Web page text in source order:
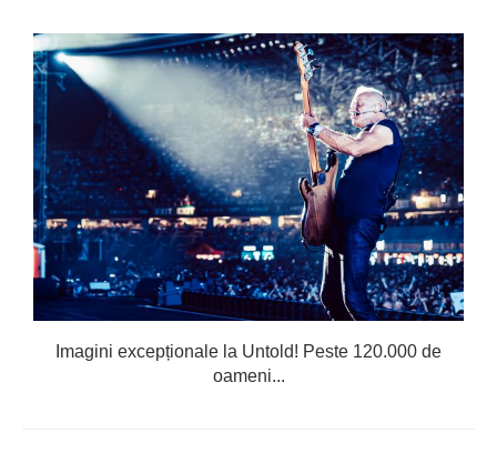
Imagini excepționale la Untold! Peste 120.000 de
oameni...